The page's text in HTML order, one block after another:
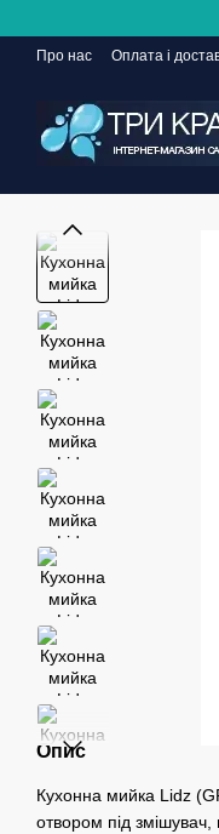
Про нас Оплата і
Опис
Кухонна мийка Lidz
отвором під